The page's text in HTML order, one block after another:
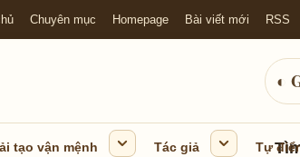
Chuyên mục Homepage Bài viết mới RSS
◐
tạo vận mệnh Tác giả Tự